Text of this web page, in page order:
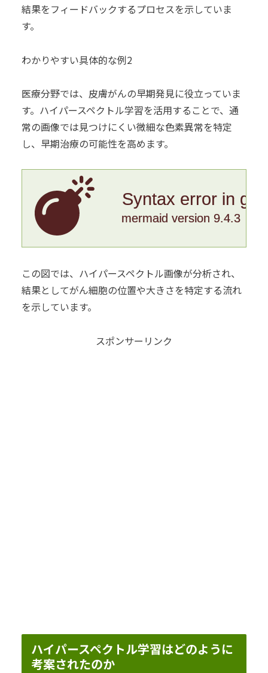
結果をフィードバックするプロセスを示していま
す。
わかりやすい具体的な例2
医療分野では、皮膚がんの早期発見に役立っていま
す。ハイパースペクトル学習を活用することで、通
常の画像では見つけにくい微細な色素異常を特定
し、早期治療の可能性を高めます。
Syntax error in
mermaid version 9.4.3
この図では、ハイパースペクトル画像が分析され、
結果としてがん細胞の位置や大きさを特定する流れ
を示しています。
スポンサーリンク
ハイパースペクトル学習はどのように
考案されたのか